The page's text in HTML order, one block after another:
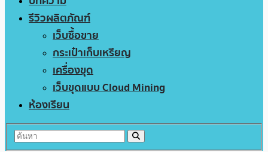
รีวิวผลิตภัณฑ์
เว็บซื้อขาย
กระเป๋าเก็บเหรียญ
เครื่องขุด
เว็บขุดแบบ Cloud Mining
ห้องเรียน